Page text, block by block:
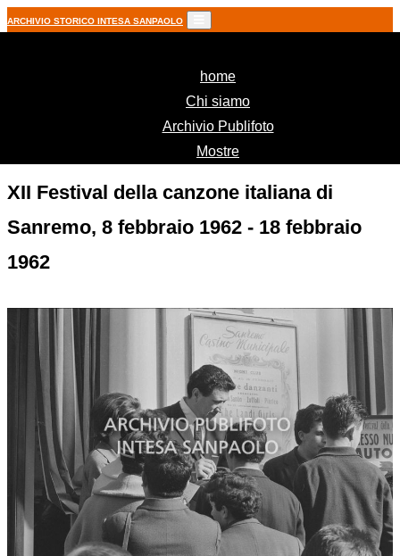
ARCHIVIO STORICO INTESA SANPAOLO
home(current)
Chi siamo
Archivio Publifoto
Mostre
XII Festival della canzone italiana di
Sanremo, 8 febbraio 1962 - 18 febbraio
1962